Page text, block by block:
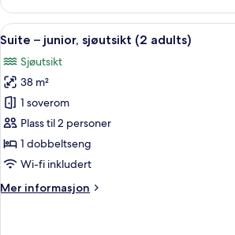
–
junior
(3
Åpne
alle
bildene
av
Suite
–
junior,
sjøutsikt
adults)
Safe på
6
Suite – junior, sjøutsikt (2 adults)
Sjøutsikt
38 m²
1 soverom
Plass til 2 personer
1 dobbeltseng
Wi-fi inkludert
Mer informasjon
Mer